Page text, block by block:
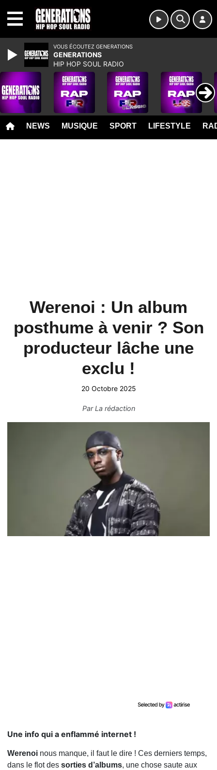
NEWS MUSIQUE SPORT LIFESTYLE
Werenoi : Un album
posthume à venir ? Son
producteur lâche une
exclu !
20 Octobre 2025
ParLa rédaction
Une info qui a enflammé internet !
Werenoi nous manque, il faut le dire ! Ces derniers temps,
dans le flot des sorties d’albums, une chose saute aux
VOUS ÉCOUTEZ GENERATIONS
GENERATIONS
HIP HOP SOUL RADIO